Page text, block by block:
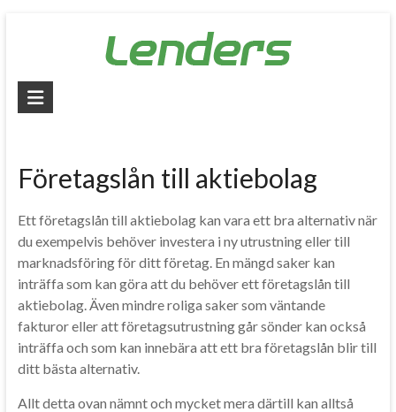
Lenders
Jämför
alla
lån
Jämför
billiga
lån
och
låna
pengar
Företagslån till aktiebolag
Ett företagslån till aktiebolag kan vara ett bra alternativ när
du exempelvis behöver investera i ny utrustning eller till
marknadsföring för ditt företag. En mängd saker kan
inträffa som kan göra att du behöver ett företagslån till
aktiebolag. Även mindre roliga saker som väntande
fakturor eller att företagsutrustning går sönder kan också
inträffa och som kan innebära att ett bra företagslån blir till
ditt bästa alternativ.
Allt detta ovan nämnt och mycket mera därtill kan alltså